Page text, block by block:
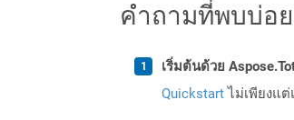
คำถามที่พบบ่อย
เริ่มต้นด้วย
Quickstartไม่เพียงแต่